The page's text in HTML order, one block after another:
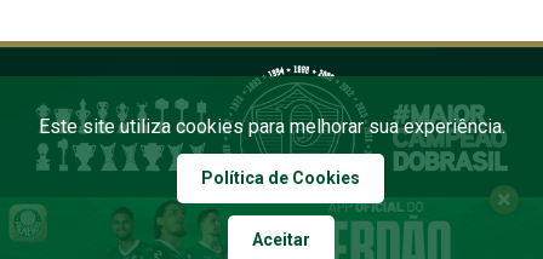
COPYRIGHT 2026 PALMEIRAS. TODOS OS DIREITOS RESERVADOS
Este site utiliza cookies para melhorar sua experiência.
Política de Cookies
Aceitar